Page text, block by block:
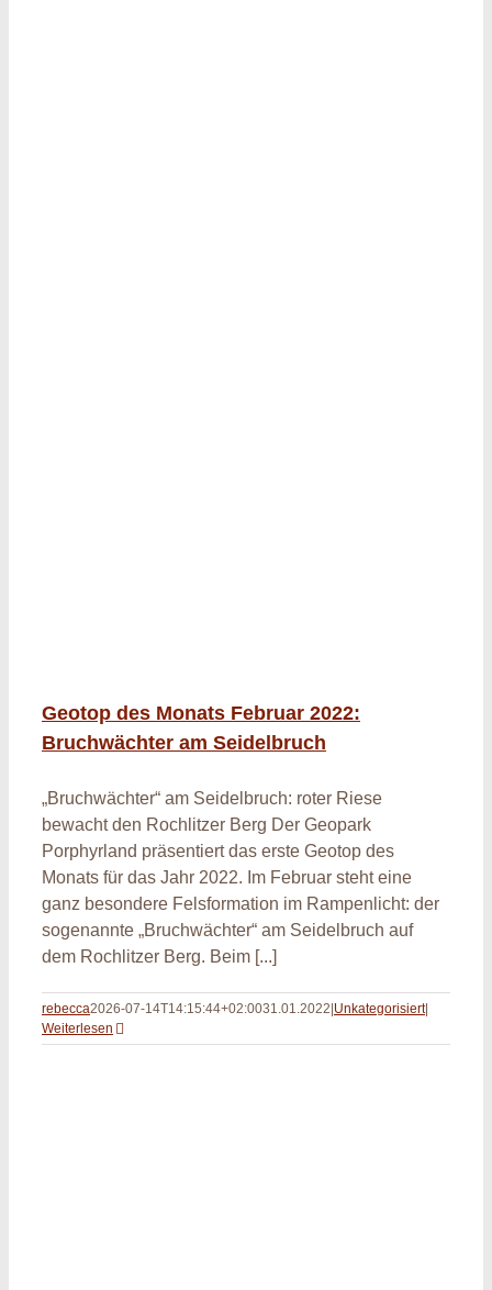
Geotop des Monats Februar 2022:
Bruchwächter am Seidelbruch
„Bruchwächter“ am Seidelbruch: roter Riese
bewacht den Rochlitzer Berg Der Geopark
Porphyrland präsentiert das erste Geotop des
Monats für das Jahr 2022. Im Februar steht eine
ganz besondere Felsformation im Rampenlicht: der
sogenannte „Bruchwächter“ am Seidelbruch auf
dem Rochlitzer Berg. Beim [...]
rebecca2026-07-14T14:15:44+02:0031.01.2022|Unkategorisiert|
Weiterlesen